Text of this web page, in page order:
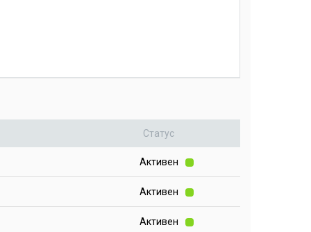
Статус
Активен
Активен
Активен